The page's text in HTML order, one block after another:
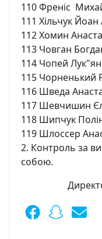
110 Френіс
111 Хільчук
112 Хомин
113 Човган
114 Чопей
115 Чорненький
116 Шведа
117 Шевчишин
118 Шипчук
119 Шлоссер
2. Контроль за
собою.